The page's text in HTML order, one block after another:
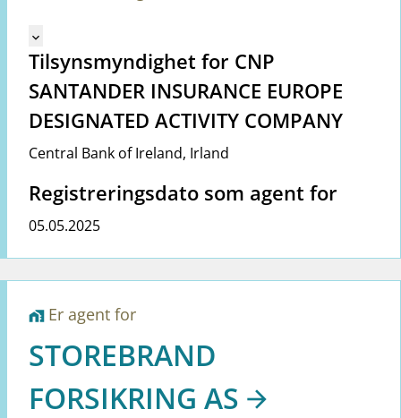
Mangler tekst for vreg.ShowMoreInformation (no)
keyboard_arrow_down
Tilsynsmyndighet for CNP
SANTANDER INSURANCE EUROPE
DESIGNATED ACTIVITY COMPANY
Central Bank of Ireland, Irland
Registreringsdato som agent for
05.05.2025
home_work Er agent for
STOREBRAND
FORSIKRING AS